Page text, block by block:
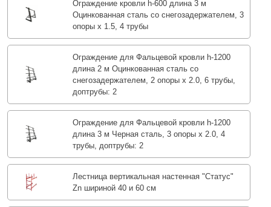
Ограждение кровли h-600 длина 3 м
Оцинкованная сталь со снегозадержателем, 3
опоры х 1.5, 4 трубы
Ограждение для Фальцевой кровли h-1200
длина 2 м Оцинкованная сталь со
снегозадержателем, 2 опоры х 2.0, 6 трубы,
доптрубы: 2
Ограждение для Фальцевой кровли h-1200
длина 3 м Черная сталь, 3 опоры х 2.0, 4
трубы, доптрубы: 2
Лестница вертикальная настенная "Статус"
Zn шириной 40 и 60 см